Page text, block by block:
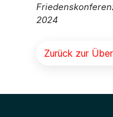
2024
Zurück zur